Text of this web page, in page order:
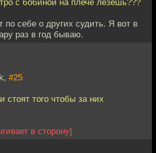
по себе о других судить. Я вот в
раз в год бываю.
#25
стоят того чтобы за них
в сторону]